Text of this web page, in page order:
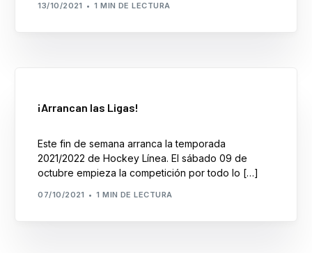
13/10/2021 1 MIN DE LECTURA
¡Arrancan las Ligas!
Este fin de semana arranca la temporada
2021/2022 de Hockey Línea. El sábado 09 de
octubre empieza la competición por todo lo […]
07/10/2021 1 MIN DE LECTURA